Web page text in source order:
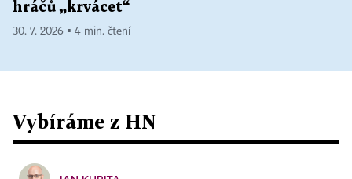
hráčů „krvácet“
30. 7. 2026 ▪ 4 min. čtení
Vybíráme z HN